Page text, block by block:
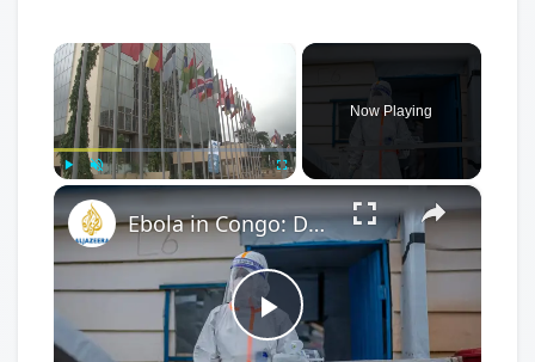
Play Unmute Fullscreen
Now Playing
×
Play
Ebola in Congo: Doctor on the Front Line of a Hidden Crisis